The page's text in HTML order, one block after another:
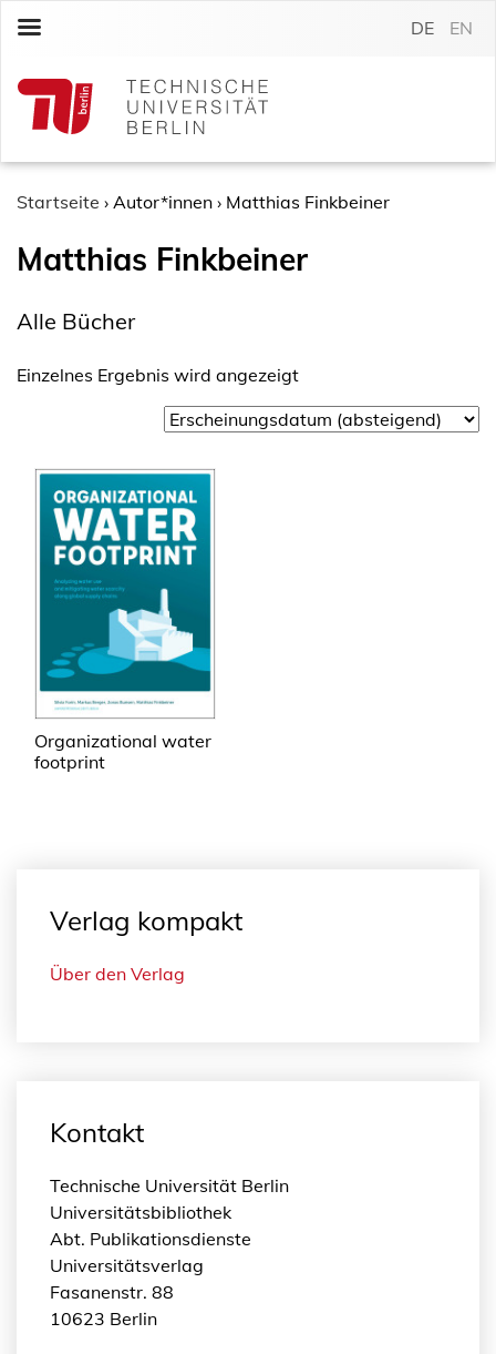
c
DE EN
Startseite › Autor*innen › Matthias Finkbeiner
Matthias Finkbeiner
Alle Bücher
Einzelnes Ergebnis wird angezeigt
Organizational water
footprint
Verlag kompakt
Über den Verlag
Kontakt
Technische Universität Berlin
Universitätsbibliothek
Abt. Publikationsdienste
Universitätsverlag
Fasanenstr. 88
10623 Berlin